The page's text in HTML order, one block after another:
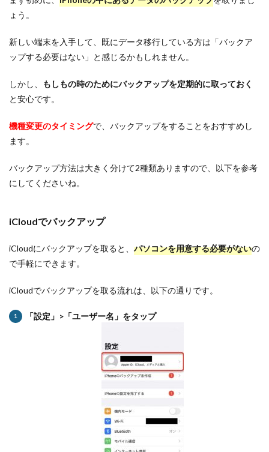
ょう。
新しい端末を入手して、既にデータ移行している方は「バックア
ップする必要はない」と感じるかもしれません。
しかし、
もしもの時のためにバックアップを定期的に取っておく
と安心です。
機種変更のタイミングで、バックアップをすることをおすすめし
ます。
バックアップ方法は大きく分けて2種類ありますので、以下を参考
にしてくださいね。
iCloudでバックアップ
iCloudにバックアップを取ると、 パソコンを用意する必要がないの
で手軽にできます。
iCloudでバックアップを取る流れは、以下の通りです。
「設定」>「ユーザー名」をタップ